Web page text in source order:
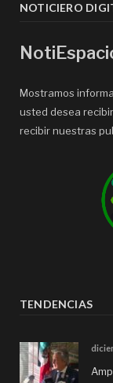
NOTICIERO
Mostramos
usted desea
recibir nuestras
TENDENCIAS